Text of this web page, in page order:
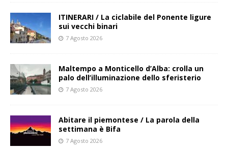
ITINERARI / La ciclabile del Ponente ligure
sui vecchi binari
7 Agosto 2026
Maltempo a Monticello d’Alba: crolla un
palo dell’illuminazione dello sferisterio
7 Agosto 2026
Abitare il piemontese / La parola della
settimana è Bifa
7 Agosto 2026